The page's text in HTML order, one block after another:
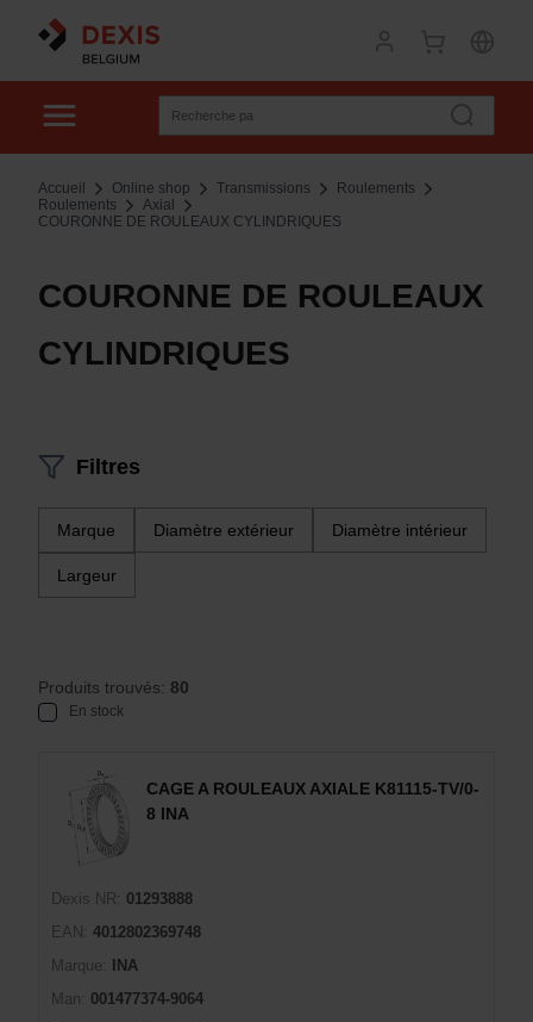
Accueil Online shop Transmissions
Roulements
Roulements
Axial
COURONNE DE ROULEAUX CYLINDRIQUES
COURONNE DE ROULEAUX
CYLINDRIQUES
Filtres
Marque Diamètre extérieur Diamètre intérieur
Largeur
Produits trouvés: 80
En stock
CAGE A ROULEAUX AXIALE K81115-TV/0-
8 INA
Dexis NR:
01293888
EAN:
4012802369748
Marque:
INA
Man:
001477374-9064